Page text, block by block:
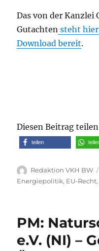
Das von der Kanzlei
Gutachten steht
Download bereit.
Diesen Beitrag teilen
teilen
Autor
Redaktion VKH BW
Energiepolitik, EU-Recht
PM:
e.V. (NI) –